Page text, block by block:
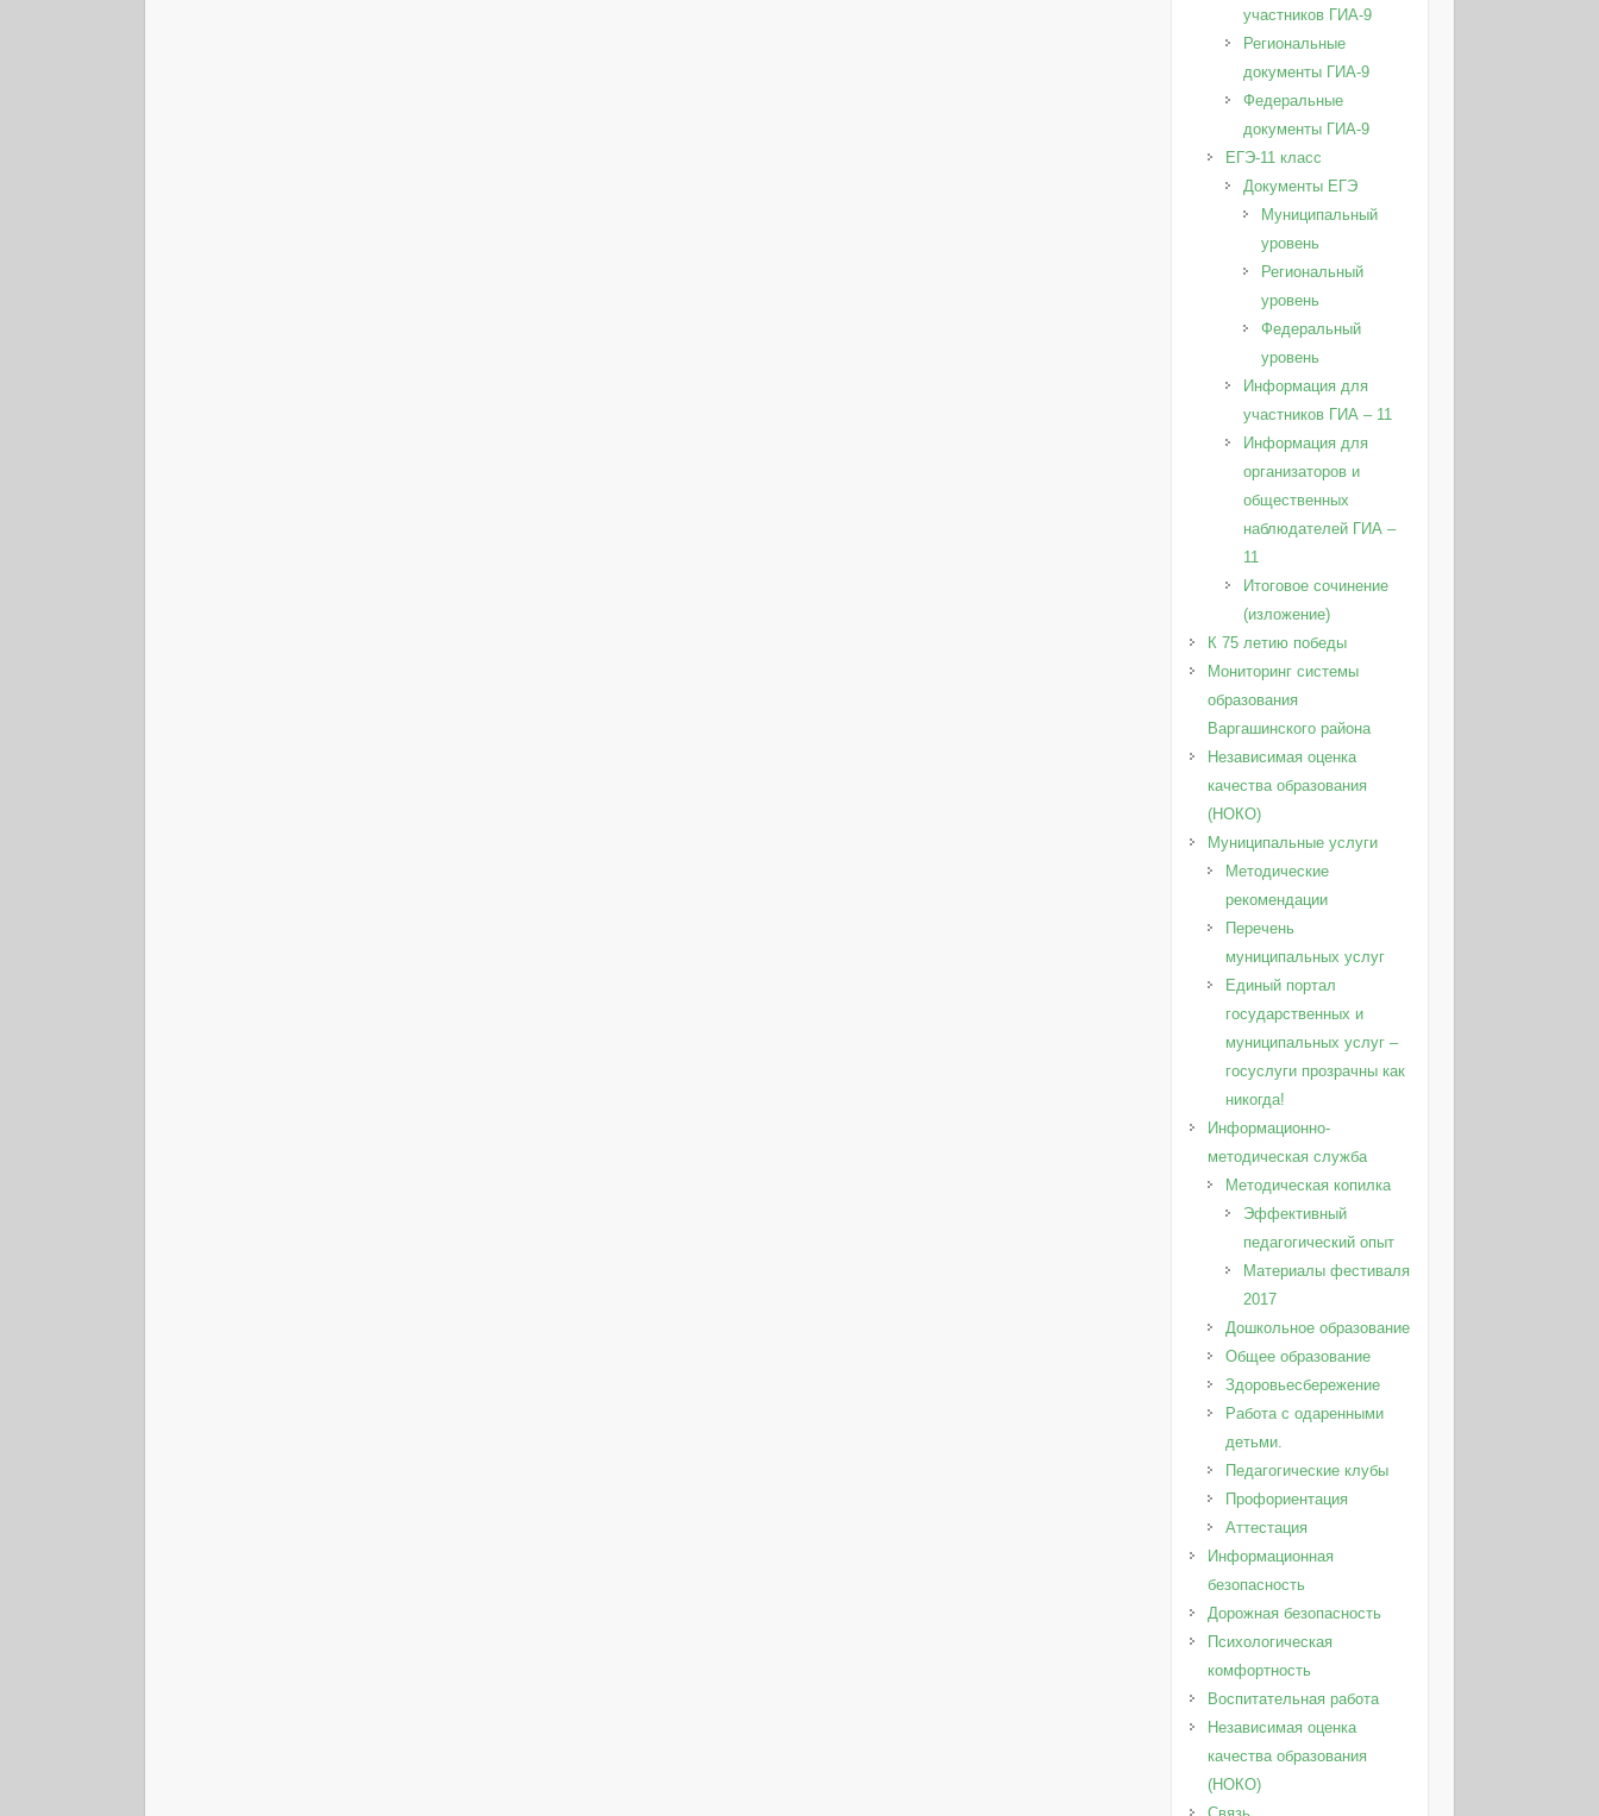
участников ГИА-9
Региональные
документы ГИА-9
Федеральные
документы ГИА-9
ЕГЭ-11 класс
Документы ЕГЭ
Муниципальный
уровень
Региональный
уровень
Федеральный
уровень
Информация для
участников ГИА – 11
Информация для
организаторов и
общественных
наблюдателей ГИА –
11
Итоговое сочинение
(изложение)
К 75 летию победы
Мониторинг системы
образования
Варгашинского района
Независимая оценка
качества образования
(НОКО)
Муниципальные услуги
Методические
рекомендации
Перечень
муниципальных услуг
Единый портал
государственных и
муниципальных услуг –
госуслуги прозрачны как
никогда!
Информационно-
методическая служба
Методическая копилка
Эффективный
педагогический опыт
Материалы фестиваля
2017
Дошкольное образование
Общее образование
Здоровьесбережение
Работа с одаренными
детьми.
Педагогические клубы
Профориентация
Аттестация
Информационная
безопасность
Дорожная безопасность
Психологическая
комфортность
Воспитательная работа
Независимая оценка
качества образования
(НОКО)